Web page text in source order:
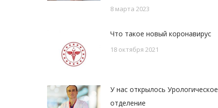
8 марта 2023
Что такое новый коронавирус
18 октября 2021
У нас открылось Урологическое
отделение